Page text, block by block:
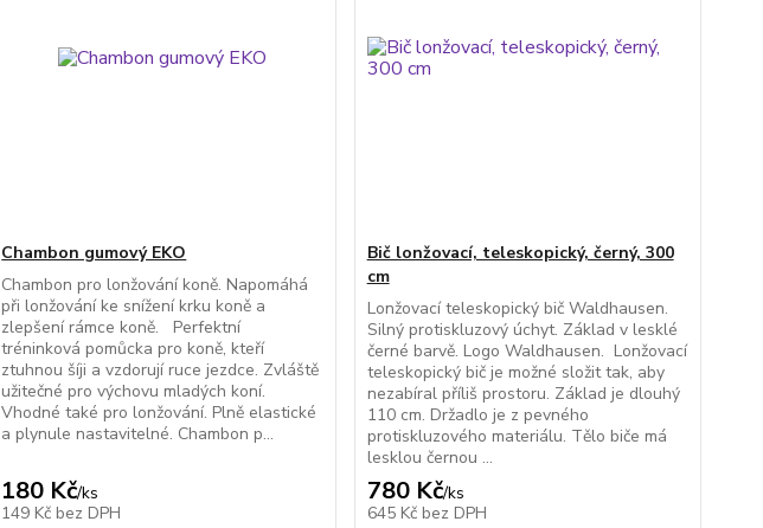
Chambon gumový EKO
Chambon pro lonžování koně. Napomáhá
při lonžování ke snížení krku koně a
zlepšení rámce koně. Perfektní
tréninková pomůcka pro koně, kteří
ztuhnou šíji a vzdorují ruce jezdce. Zvláště
užitečné pro výchovu mladých koní.
Vhodné také pro lonžování. Plně elastické
a plynule nastavitelné. Chambon p...
180 Kč/ks
149 Kč bez DPH
Bič lonžovací, teleskopický, černý, 300
cm
Lonžovací teleskopický bič Waldhausen.
Silný protiskluzový úchyt. Základ v lesklé
černé barvě. Logo Waldhausen. Lonžovací
teleskopický bič je možné složit tak, aby
nezabíral příliš prostoru. Základ je dlouhý
110 cm. Držadlo je z pevného
protiskluzového materiálu. Tělo biče má
lesklou černou ...
780 Kč/ks
645 Kč bez DPH